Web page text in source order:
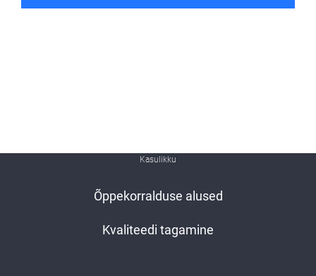
Kasulikku
Õppekorralduse alused
Kvaliteedi tagamine